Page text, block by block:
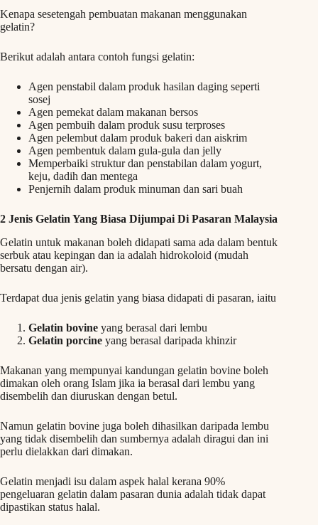
Kenapa sesetengah pembuatan makanan menggunakan
gelatin?
Berikut adalah antara contoh fungsi gelatin:
Agen penstabil dalam produk hasilan daging seperti
sosej
Agen pemekat dalam makanan bersos
Agen pembuih dalam produk susu terproses
Agen pelembut dalam produk bakeri dan aiskrim
Agen pembentuk dalam gula-gula dan jelly
Memperbaiki struktur dan penstabilan dalam yogurt,
keju, dadih dan mentega
Penjernih dalam produk minuman dan sari buah
2 Jenis Gelatin Yang Biasa Dijumpai Di Pasaran Malaysia
Gelatin untuk makanan boleh didapati sama ada dalam bentuk
serbuk atau kepingan dan ia adalah hidrokoloid (mudah
bersatu dengan air).
Terdapat dua jenis gelatin yang biasa didapati di pasaran, iaitu
Gelatin bovine yang berasal dari lembu
Gelatin porcine yang berasal daripada khinzir
Makanan yang mempunyai kandungan gelatin bovine boleh
dimakan oleh orang Islam jika ia berasal dari lembu yang
disembelih dan diuruskan dengan betul.
Namun gelatin bovine juga boleh dihasilkan daripada lembu
yang tidak disembelih dan sumbernya adalah diragui dan ini
perlu dielakkan dari dimakan.
Gelatin menjadi isu dalam aspek halal kerana 90%
pengeluaran gelatin dalam pasaran dunia adalah tidak dapat
dipastikan status halal.